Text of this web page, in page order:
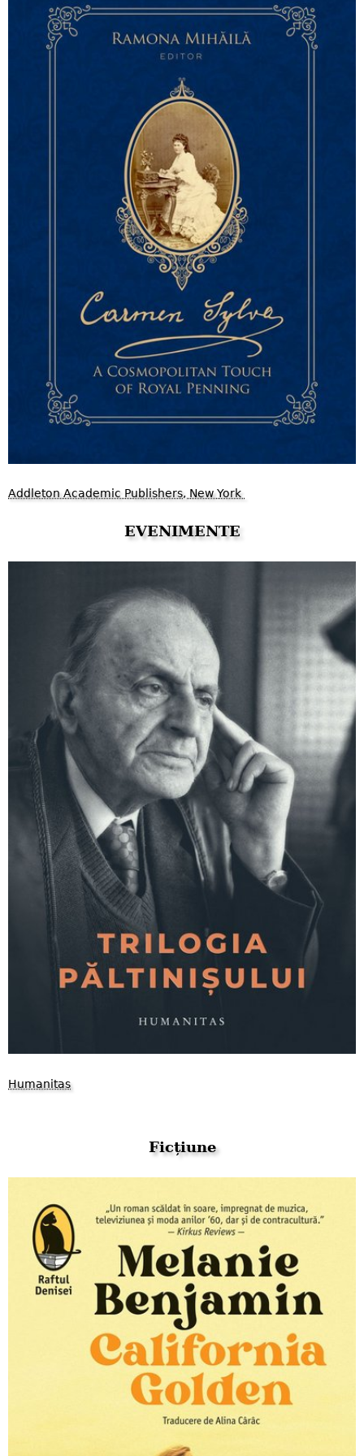
Addleton Academic Publishers, New York
EVENIMENTE
Humanitas
Ficțiune